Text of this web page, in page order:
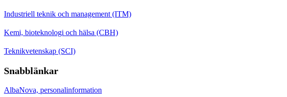
Industriell teknik och management (ITM)
Kemi, bioteknologi och hälsa (CBH)
Teknikvetenskap (SCI)
Snabblänkar
AlbaNova, personalinformation